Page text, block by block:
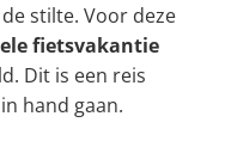
stilte. Voor deze
fietsvakantie
Dit is een reis
hand gaan.